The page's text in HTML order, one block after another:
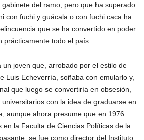
del ramo, pero que ha superado
con fuchi y guácala o con fuchi caca ha
que se ha convertido en poder
prácticamente todo el país.
un joven que, arrobado por el estilo de
Luis Echeverría, soñaba con emularlo y,
que luego se convertiría en obsesión,
con la idea de graduarse en
aunque ahora presume que en 1976
en la Faculta de Ciencias Políticas de la
se fue como director del Instituto